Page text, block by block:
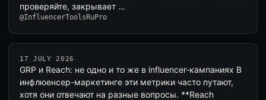
проверяйте, закрывает …
@InfluencerToolsRuPro
17 JULY 2026
GRP и Reach: не одно и то же в influencer-кампаниях В
инфлюенсер-маркетинге эти метрики часто путают,
хотя они отвечают на разные вопросы. **Reach